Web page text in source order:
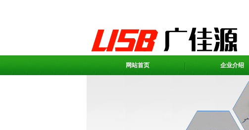
网站首页 企业介绍